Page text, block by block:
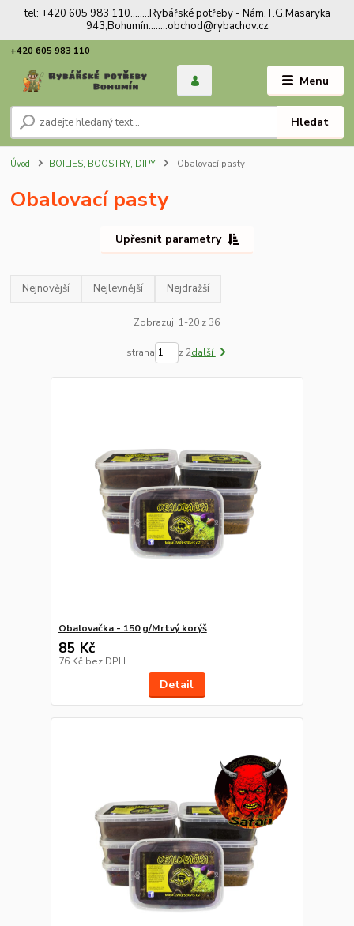
tel: +420 605 983 110........Rybářské potřeby - Nám.T.G.Masaryka
943,Bohumín........obchod@rybachov.cz
Menu
Hledat
+420 605 983 110
Úvod BOILIES, BOOSTRY, DIPY Obalovací pasty
Obalovací pasty
Upřesnit parametry
Nejnovější Nejlevnější Nejdražší
Zobrazuji 1-20 z 36
strana z 2další
Obalovačka - 150 g/Mrtvý korýš
85 Kč
76 Kč bez DPH
Detail